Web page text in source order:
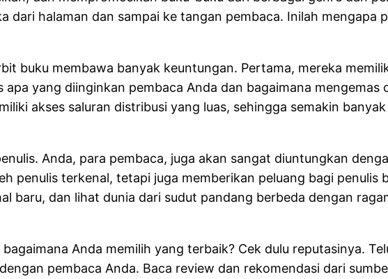
dari halaman dan sampai ke tangan pembaca. Inilah mengapa
buku membawa banyak keuntungan. Pertama, mereka
yang diinginkan pembaca Anda dan bagaimana mengemas
akses saluran distribusi yang luas, sehingga semakin
Anda, para pembaca, juga akan sangat diuntungkan
penulis terkenal, tetapi juga memberikan peluang bagi penulis
baru, dan lihat dunia dari sudut pandang berbeda dengan
Anda memilih yang terbaik? Cek dulu reputasinya.
pembaca Anda. Baca review dan rekomendasi dari